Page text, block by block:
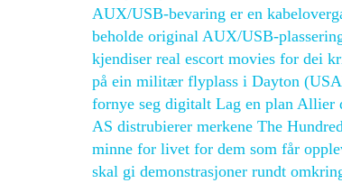
AUX/USB-bevaring er en
beholde original AUX/USB-
kjendiser real escort movies for dei
på ein militær flyplass i Dayton
fornye seg digitalt Lag en plan Allier
AS distrubierer merkene The
minne for livet for dem som får
skal gi demonstrasjoner rundt